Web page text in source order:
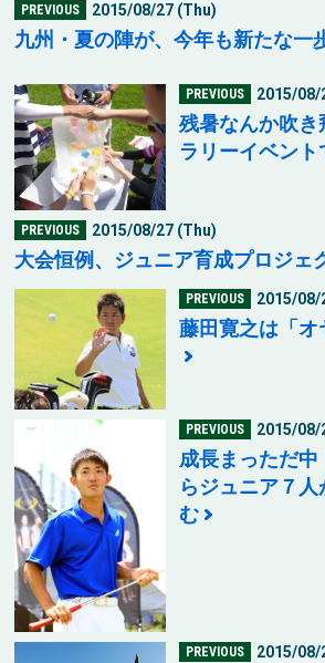
PREVIOUS 2015/08/27 (Thu)
九州・夏の陣が、今年も新たな一
PREVIOUS 2015/08/
残暑なんか吹
ラリーイベント
PREVIOUS 2015/08/27 (Thu)
大会恒例、ジュニア育成プロジェ
PREVIOUS 2015/08/
藤田寛之は「オ
PREVIOUS 2015/08/
成長まっただ
らジュニア７
む
PREVIOUS 2015/08/